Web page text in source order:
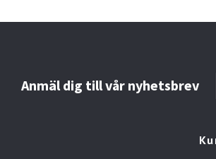
Anmäl dig till vår nyhetsbrev